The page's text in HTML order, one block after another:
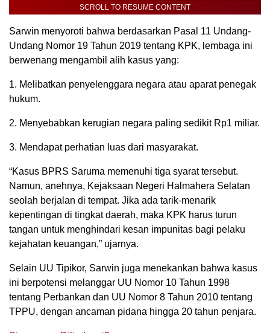
SCROLL TO RESUME CONTENT
Sarwin menyoroti bahwa berdasarkan Pasal 11 Undang-
Undang Nomor 19 Tahun 2019 tentang KPK, lembaga ini
berwenang mengambil alih kasus yang:
1. Melibatkan penyelenggara negara atau aparat penegak
hukum.
2. Menyebabkan kerugian negara paling sedikit Rp1 miliar.
3. Mendapat perhatian luas dari masyarakat.
“Kasus BPRS Saruma memenuhi tiga syarat tersebut.
Namun, anehnya, Kejaksaan Negeri Halmahera Selatan
seolah berjalan di tempat. Jika ada tarik-menarik
kepentingan di tingkat daerah, maka KPK harus turun
tangan untuk menghindari kesan impunitas bagi pelaku
kejahatan keuangan,” ujarnya.
Selain UU Tipikor, Sarwin juga menekankan bahwa kasus
ini berpotensi melanggar UU Nomor 10 Tahun 1998
tentang Perbankan dan UU Nomor 8 Tahun 2010 tentang
TPPU, dengan ancaman pidana hingga 20 tahun penjara.